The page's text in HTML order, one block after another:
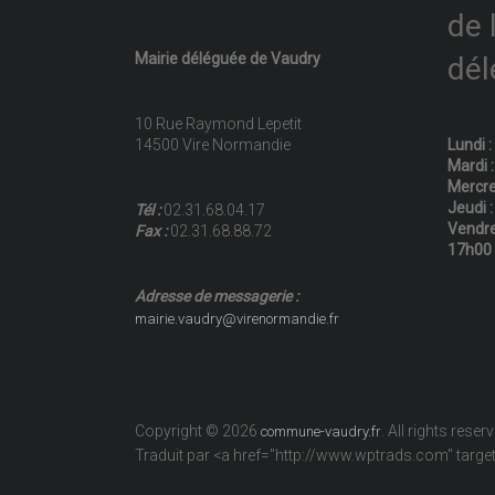
Mairie déléguée de Vaudry
10 Rue Raymond Lepetit
14500 Vire Normandie
Tél :02.31.68.04.17
Fax :02.31.68.88.72
Adresse de messagerie :
mairie.vaudry@virenormandie.fr
de
Lundi
Mardi
Jeudi
17h00
Copyright © 2026 commune-vaudry.fr . All rights
Traduit par <a href="http://www.wptrads.com"